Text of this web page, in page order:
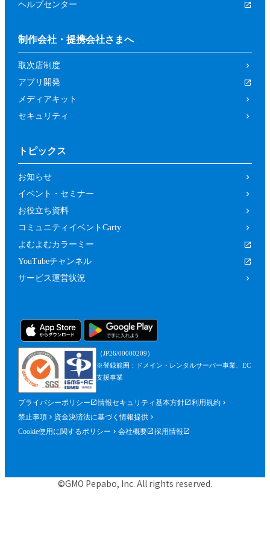
ヘルプセンター
制作会社・提携会社さまへ
取次店制度
アプリ開発
メディアキット
セキュリティ
トピックス
お知らせ
イベント・セミナー
お役立ち資料
コミュニティイベントCarty
よむよむカラーミー
YouTubeチャンネル
サービス運営状況
（JP26/00000209）
※登録範囲：ドメイン・レンタルサーバー事業、EC
支援事業
プライバシーポリシー 情報セキュリティ基本方針
利用規約
禁止事項
資金決済法に基づく情報提供
Cookie使用に関するポリシー
会社概要 採用情報
©GMO Pepabo, Inc. All rights reserved.